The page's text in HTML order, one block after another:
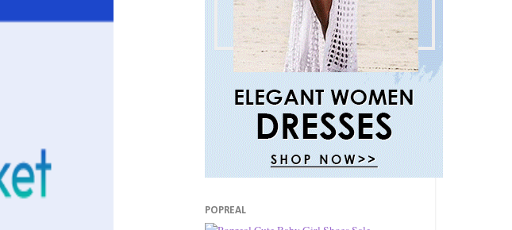
POPREAL